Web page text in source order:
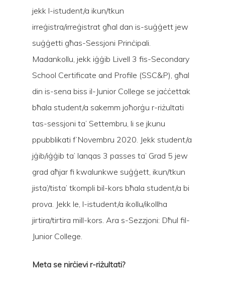
jekk l-istudent/a ikun/tkun
irreġistra/irreġistrat għal dan is-suġġett jew
suġġetti għas-Sessjoni Prinċipali.
Madankollu, jekk iġġib Livell 3 fis-Secondary
School Certificate and Profile (SSC&P), għal
din is-sena biss il-Junior College se jaċċettak
bħala student/a sakemm joħorġu r-riżultati
tas-sessjoni ta’ Settembru, li se jkunu
ppubblikati f’Novembru 2020. Jekk student/a
jġib/iġġib ta’ lanqas 3 passes ta’ Grad 5 jew
grad aħjar fi kwalunkwe suġġett, ikun/tkun
jista’/tista’ tkompli bil-kors bħala student/a bi
prova. Jekk le, l-istudent/a ikollu/ikollha
jirtira/tirtira mill-kors. Ara s-Sezzjoni: Dħul fil-
Junior College.
Meta se nirċievi r-riżultati?